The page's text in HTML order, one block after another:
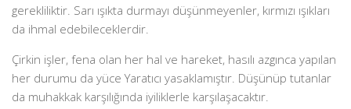
gerekliliktir. Sarı ışıkta durmayı düşünmeyenler, kırmızı ışıkları
da ihmal edebileceklerdir.
Çirkin işler, fena olan her hal ve hareket, hasılı azgınca yapılan
her durumu da yüce Yaratıcı yasaklamıştır. Düşünüp tutanlar
da muhakkak karşılığında iyiliklerle karşılaşacaktır.